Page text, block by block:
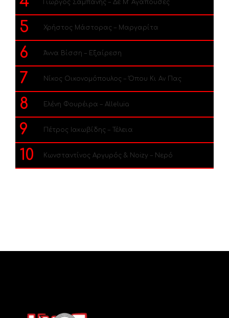
Γιώργος Σαμπάνης – Δε Μ’ Αγαπούσες
5 Χρήστος Μάστορας – Μαργαρίτα
6 Άννα Βίσση – Εξαίρεση
7 Νίκος Οικονομόπουλος – Όπου Κι Αν Πας
8 Ελένη Φουρέιρα – Alleluia
9 Πέτρος Ιακωβίδης – Τέλεια
10 Κωνσταντίνος Αργυρός & Noizy – Νερό